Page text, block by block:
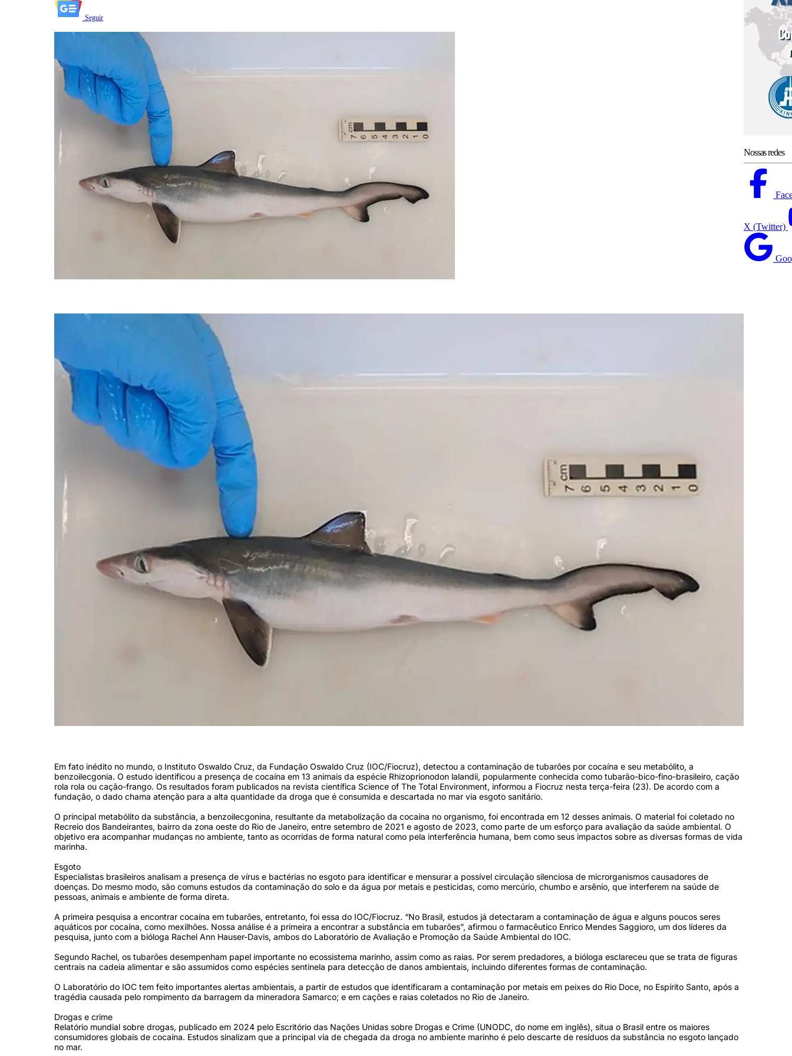
Seguir
Em fato inédito no mundo, o Instituto Oswaldo Cruz, da Fundação Oswaldo Cruz (IOC/Fiocruz), detectou a contaminação de tubarões por cocaína e seu metabólito, a
benzoilecgonia. O estudo identificou a presença de cocaína em 13 animais da espécie Rhizoprionodon lalandii, popularmente conhecida como tubarão-bico-fino-brasileiro, cação
rola rola ou cação-frango. Os resultados foram publicados na revista científica Science of The Total Environment, informou a Fiocruz nesta terça-feira (23). De acordo com a
fundação, o dado chama atenção para a alta quantidade da droga que é consumida e descartada no mar via esgoto sanitário.
O principal metabólito da substância, a benzoilecgonina, resultante da metabolização da cocaína no organismo, foi encontrada em 12 desses animais. O material foi coletado no
Recreio dos Bandeirantes, bairro da zona oeste do Rio de Janeiro, entre setembro de 2021 e agosto de 2023, como parte de um esforço para avaliação da saúde ambiental. O
objetivo era acompanhar mudanças no ambiente, tanto as ocorridas de forma natural como pela interferência humana, bem como seus impactos sobre as diversas formas de vida
marinha.
Esgoto
Especialistas brasileiros analisam a presença de vírus e bactérias no esgoto para identificar e mensurar a possível circulação silenciosa de microrganismos causadores de
doenças. Do mesmo modo, são comuns estudos da contaminação do solo e da água por metais e pesticidas, como mercúrio, chumbo e arsênio, que interferem na saúde de
pessoas, animais e ambiente de forma direta.
A primeira pesquisa a encontrar cocaína em tubarões, entretanto, foi essa do IOC/Fiocruz. “No Brasil, estudos já detectaram a contaminação de água e alguns poucos seres
aquáticos por cocaína, como mexilhões. Nossa análise é a primeira a encontrar a substância em tubarões”, afirmou o farmacêutico Enrico Mendes Saggioro, um dos líderes da
pesquisa, junto com a bióloga Rachel Ann Hauser-Davis, ambos do Laboratório de Avaliação e Promoção da Saúde Ambiental do IOC.
Segundo Rachel, os tubarões desempenham papel importante no ecossistema marinho, assim como as raias. Por serem predadores, a bióloga esclareceu que se trata de figuras
centrais na cadeia alimentar e são assumidos como espécies sentinela para detecção de danos ambientais, incluindo diferentes formas de contaminação.
O Laboratório do IOC tem feito importantes alertas ambientais, a partir de estudos que identificaram a contaminação por metais em peixes do Rio Doce, no Espírito Santo, após a
tragédia causada pelo rompimento da barragem da mineradora Samarco; e em cações e raias coletados no Rio de Janeiro.
Drogas e crime
Relatório mundial sobre drogas, publicado em 2024 pelo Escritório das Nações Unidas sobre Drogas e Crime (UNODC, do nome em inglês), situa o Brasil entre os maiores
consumidores globais de cocaína. Estudos sinalizam que a principal via de chegada da droga no ambiente marinho é pelo descarte de resíduos da substância no esgoto lançado
no mar.
Nossas redes
X (Twitter)